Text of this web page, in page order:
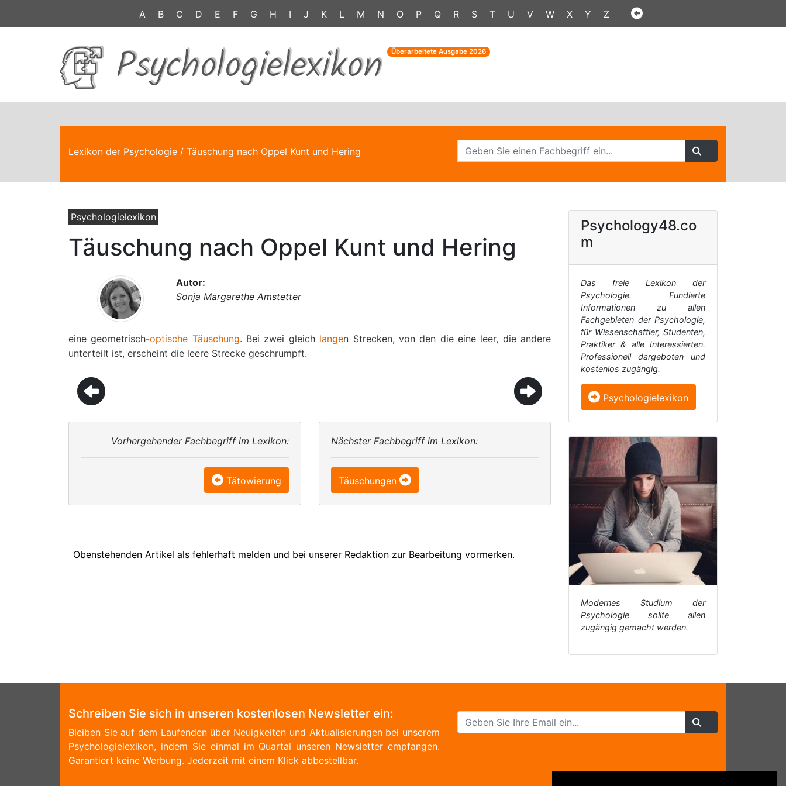
A B C D E F G H I J K L M N O P Q R S T U V W X Y Z
Psychologielexikon Überarbeitete Ausgabe 2026
Lexikon der Psychologie / Täuschung nach Oppel Kunt und Hering
Psychologielexikon
Täuschung nach Oppel Kunt und Hering
Autor:
Sonja Margarethe Amstetter
eine geometrisch-optische Täuschung. Bei zwei gleich langen Strecken, von den die eine leer, die andere
unterteilt ist, erscheint die leere Strecke geschrumpft.
Vorhergehender Fachbegriff im Lexikon:
Tätowierung
Nächster Fachbegriff im Lexikon:
Täuschungen
Obenstehenden Artikel als fehlerhaft melden und bei unserer Redaktion zur Bearbeitung vormerken.
Psychology48.co
m
Das freie Lexikon der
Psychologie. Fundierte
Informationen zu allen
Fachgebieten der Psychologie,
für Wissenschaftler, Studenten,
Praktiker & alle Interessierten.
Professionell dargeboten und
kostenlos zugängig.
Psychologielexikon
Modernes Studium der
Psychologie sollte allen
zugängig gemacht werden.
Schreiben Sie sich in unseren kostenlosen Newsletter ein:
Bleiben Sie auf dem Laufenden über Neuigkeiten und Aktualisierungen bei unserem
Psychologielexikon, indem Sie einmal im Quartal unseren Newsletter empfangen.
Garantiert keine Werbung. Jederzeit mit einem Klick abbestellbar.